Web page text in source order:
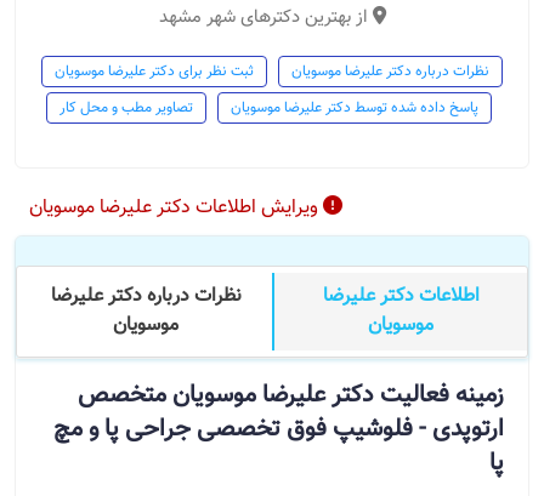
از بهترین دکترهای شهر مشهد
نظرات درباره دکتر علیرضا موسویان
ثبت نظر برای دکتر علیرضا موسویان
پاسخ داده شده توسط دکتر علیرضا موسویان
تصاویر مطب و محل کار
ویرایش اطلاعات دکتر علیرضا موسویان
اطلاعات دکتر علیرضا
موسویان
نظرات درباره دکتر علیرضا
موسویان
زمینه فعالیت دکتر علیرضا موسویان متخصص
ارتوپدی - فلوشیپ فوق تخصصی جراحی پا و مچ
پا